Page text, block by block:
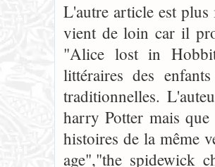
L'autre article est
vient de loin car il
"Alice lost in
littéraires des
traditionnelles.
harry Potter mais que
histoires de la même
age","the spidewick